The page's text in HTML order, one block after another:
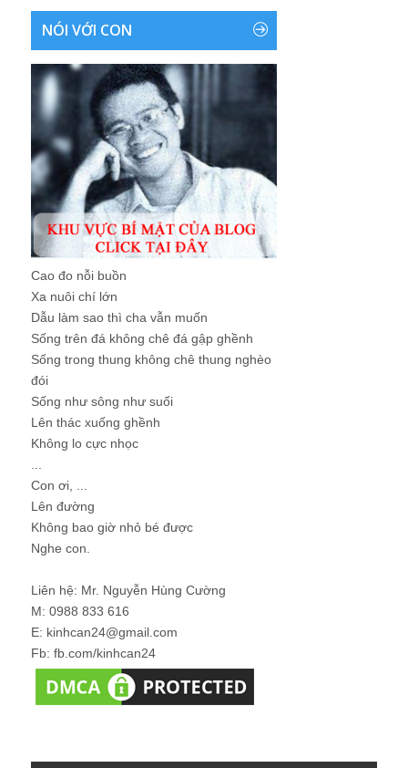
NÓI VỚI CON
Cao đo nỗi buồn
Xa nuôi chí lớn
Dẫu làm sao thì cha vẫn muốn
Sống trên đá không chê đá gập ghềnh
Sống trong thung không chê thung nghèo
đói
Sống như sông như suối
Lên thác xuống ghềnh
Không lo cực nhọc
Con ơi, ...
Lên đường
Không bao giờ nhỏ bé được
Nghe con.
Liên hệ: Mr. Nguyễn Hùng Cường
M: 0988 833 616
E: kinhcan24@gmail.com
Fb: fb.com/kinhcan24